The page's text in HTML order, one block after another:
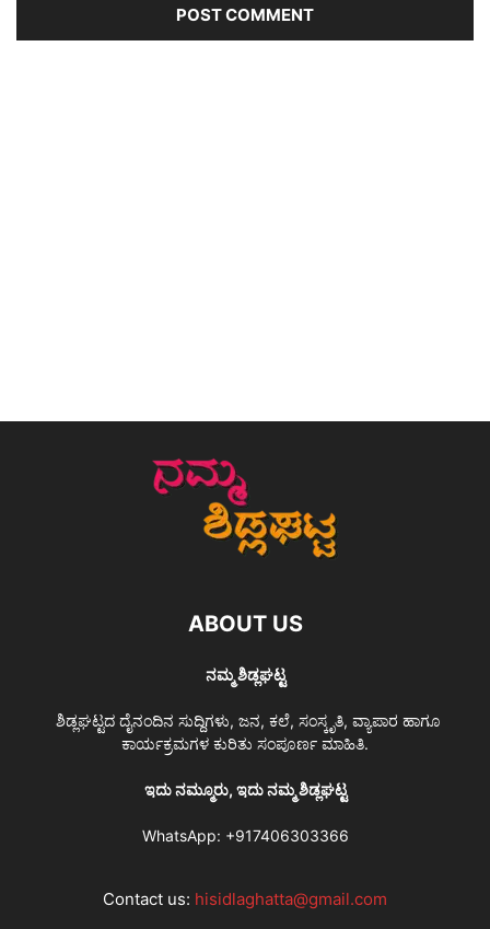
ABOUT US
ನಮ್ಮ ಶಿಡ್ಲಘಟ್ಟ
ಶಿಡ್ಲಘಟ್ಟದ ದೈನಂದಿನ ಸುದ್ದಿಗಳು, ಜನ, ಕಲೆ, ಸಂಸ್ಕೃತಿ, ವ್ಯಾಪಾರ ಹಾಗೂ
ಕಾರ್ಯಕ್ರಮಗಳ ಕುರಿತು ಸಂಪೂರ್ಣ ಮಾಹಿತಿ.
ಇದು ನಮ್ಮೂರು, ಇದು ನಮ್ಮ ಶಿಡ್ಲಘಟ್ಟ
WhatsApp: +917406303366
Contact us: hisidlaghatta@gmail.com